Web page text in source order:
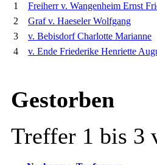
1
Freiherr v. Wangenheim Ernst
2
Graf v. Haeseler Wolfgang
3
v. Bebisdorf Charlotte Marianne
4
v. Ende Friederike Henriette
Gestorben
Treffer 1 bis 3